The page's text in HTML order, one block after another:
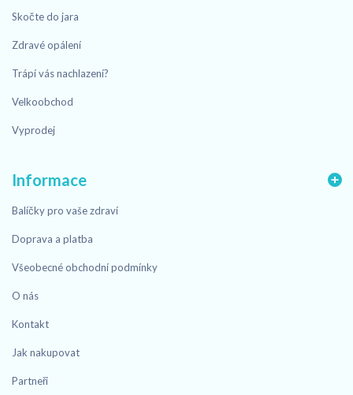
Skočte do jara
Zdravé opálení
Trápí vás nachlazení?
Velkoobchod
Vyprodej
Informace
Balíčky pro vaše zdraví
Doprava a platba
Všeobecné obchodní podmínky
O nás
Kontakt
Jak nakupovat
Partneři